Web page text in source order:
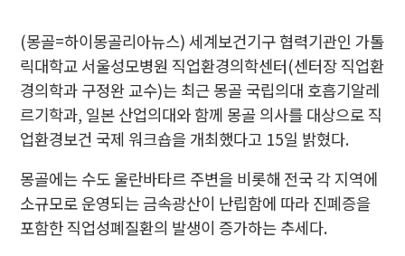
(몽골=하이몽골리아뉴스) 세계보건기구 협력기관인 가톨
릭대학교 서울성모병원 직업환경의학센터(센터장 직업환
경의학과 구정완 교수)는 최근 몽골 국립의대 호흡기알레
르기학과, 일본 산업의대와 함께 몽골 의사를 대상으로 직
업환경보건 국제 워크숍을 개최했다고 15일 밝혔다.
몽골에는 수도 울란바타르 주변을 비롯해 전국 각 지역에
소규모로 운영되는 금속광산이 난립함에 따라 진폐증을
포함한 직업성폐질환의 발생이 증가하는 추세다.